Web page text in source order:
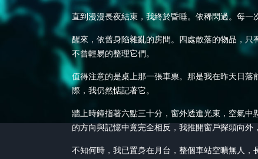
直到漫漫長夜結束，我終於昏睡。依稀閃過。每一
醒來，依舊身陷雜亂的房間。四處散落的物品，
不曾輕易的整理它們。
值得注意的是桌上那一張車票。那是我在昨天日
際，我仍然惦記著它。
牆上時鐘指著六點三十分，窗外透進光束，空氣
的方向與記憶中竟完全相反，我推開窗戶探頭向
不知何時，我已置身在月台，整個車站空曠無人，